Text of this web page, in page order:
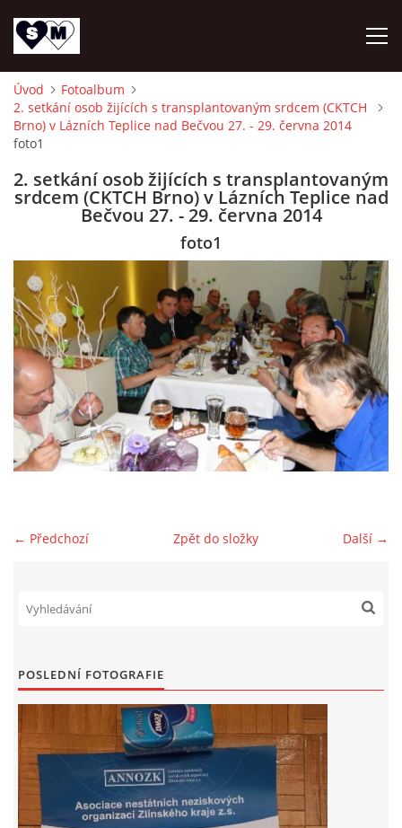
ÚVOD
AKTUALITY
OZ DAR ŽIVOTA
AKTIVITY
NAPSALI O NÁS
OCENĚNÍ
FOTOGALERIE
VIDEO
VALNÁ HROMADA
KONTAKTY
Úvod
Fotoalbum
2. setkání osob žijících s transplantovaným srdcem (CKTCH
Brno) v Lázních Teplice nad Bečvou 27. - 29. června 2014
foto1
2. setkání osob žijících s transplantovaným
srdcem (CKTCH Brno) v Lázních Teplice nad
Bečvou 27. - 29. června 2014
foto1
← Předchozí Další →
Zpět do složky
POSLEDNÍ FOTOGRAFIE